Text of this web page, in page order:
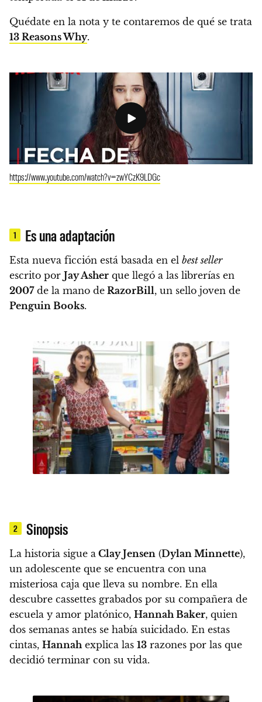
Quédate en la nota y te contaremos de qué se trata
13 Reasons Why.
https://www.youtube.com/watch?v=zwYCzK9LDGc
1 Es una adaptación
Esta nueva ficción está basada en el best seller
escrito por Jay Asher que llegó a las librerías en
2007de la mano de RazorBill, un sello joven de
Penguin Books.
2 Sinopsis
La historia sigue a Clay Jensen (Dylan Minnette),
un adolescente que se encuentra con una
misteriosa caja que lleva su nombre. En ella
descubre cassettes grabados por su compañera de
escuela y amor platónico, Hannah Baker, quien
dos semanas antes se había suicidado. En estas
cintas, Hannahexplica las 13 razones por las que
decidió terminar con su vida.